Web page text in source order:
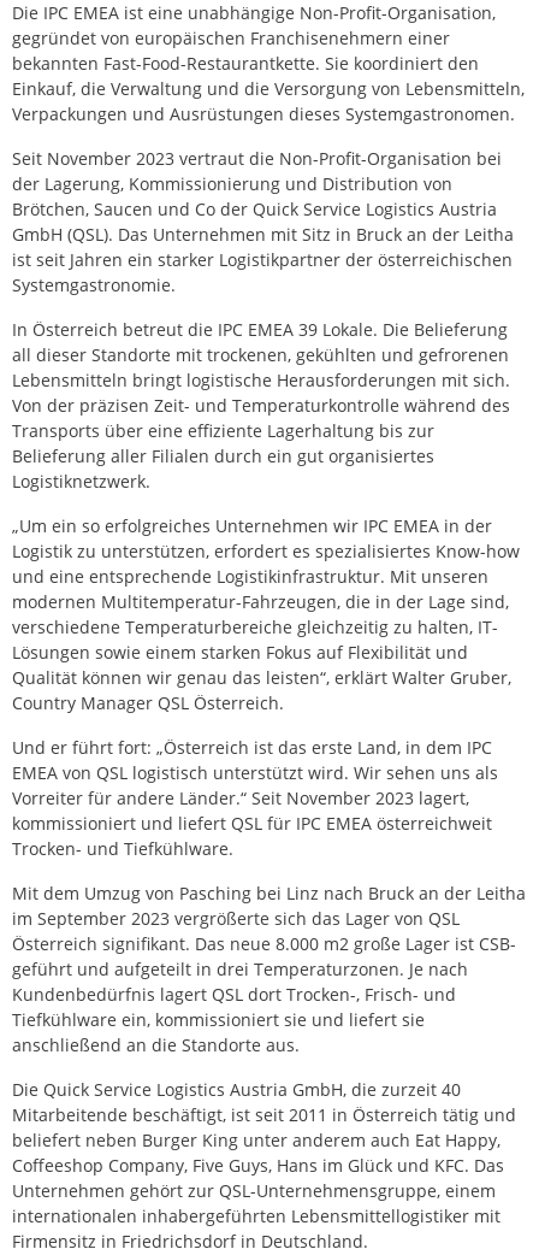
Die IPC EMEA ist eine unabhängige Non-Profit-Organisation,
gegründet von europäischen Franchisenehmern einer
bekannten Fast-Food-Restaurantkette. Sie koordiniert den
Einkauf, die Verwaltung und die Versorgung von Lebensmitteln,
Verpackungen und Ausrüstungen dieses Systemgastronomen.
Seit November 2023 vertraut die Non-Profit-Organisation bei
der Lagerung, Kommissionierung und Distribution von
Brötchen, Saucen und Co der Quick Service Logistics Austria
GmbH (QSL). Das Unternehmen mit Sitz in Bruck an der Leitha
ist seit Jahren ein starker Logistikpartner der österreichischen
Systemgastronomie.
In Österreich betreut die IPC EMEA 39 Lokale. Die Belieferung
all dieser Standorte mit trockenen, gekühlten und gefrorenen
Lebensmitteln bringt logistische Herausforderungen mit sich.
Von der präzisen Zeit- und Temperaturkontrolle während des
Transports über eine effiziente Lagerhaltung bis zur
Belieferung aller Filialen durch ein gut organisiertes
Logistiknetzwerk.
„Um ein so erfolgreiches Unternehmen wir IPC EMEA in der
Logistik zu unterstützen, erfordert es spezialisiertes Know-how
und eine entsprechende Logistikinfrastruktur. Mit unseren
modernen Multitemperatur-Fahrzeugen, die in der Lage sind,
verschiedene Temperaturbereiche gleichzeitig zu halten, IT-
Lösungen sowie einem starken Fokus auf Flexibilität und
Qualität können wir genau das leisten“, erklärt Walter Gruber,
Country Manager QSL Österreich.
Und er führt fort: „Österreich ist das erste Land, in dem IPC
EMEA von QSL logistisch unterstützt wird. Wir sehen uns als
Vorreiter für andere Länder.“ Seit November 2023 lagert,
kommissioniert und liefert QSL für IPC EMEA österreichweit
Trocken- und Tiefkühlware.
Mit dem Umzug von Pasching bei Linz nach Bruck an der Leitha
im September 2023 vergrößerte sich das Lager von QSL
Österreich signifikant. Das neue 8.000 m2 große Lager ist CSB-
geführt und aufgeteilt in drei Temperaturzonen. Je nach
Kundenbedürfnis lagert QSL dort Trocken-, Frisch- und
Tiefkühlware ein, kommissioniert sie und liefert sie
anschließend an die Standorte aus.
Die Quick Service Logistics Austria GmbH, die zurzeit 40
Mitarbeitende beschäftigt, ist seit 2011 in Österreich tätig und
beliefert neben Burger King unter anderem auch Eat Happy,
Coffeeshop Company, Five Guys, Hans im Glück und KFC. Das
Unternehmen gehört zur QSL-Unternehmensgruppe, einem
internationalen inhabergeführten Lebensmittellogistiker mit
Firmensitz in Friedrichsdorf in Deutschland.